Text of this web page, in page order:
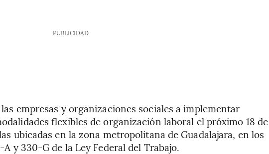
PUBLICIDAD
empresas y organizaciones sociales a implementar
flexibles de organización laboral el próximo 18 de
ubicadas en la zona metropolitana de Guadalajara, en los
y 330-G de la Ley Federal del Trabajo.